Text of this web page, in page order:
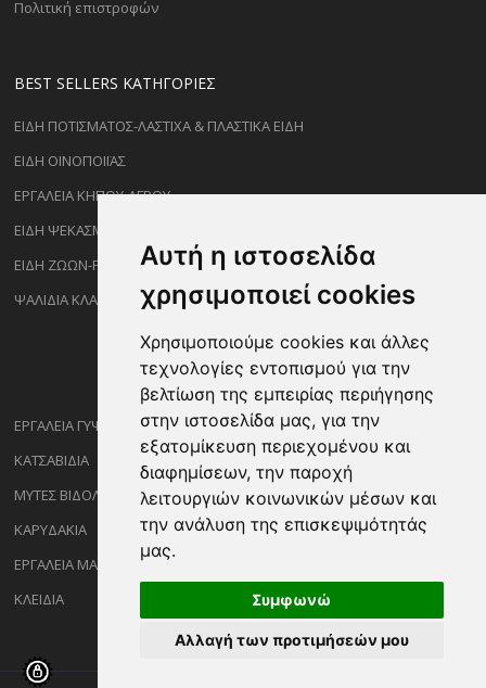
Αυτή η ιστοσελίδα
χρησιμοποιεί cookies
Χρησιμοποιούμε cookies και άλλες
τεχνολογίες εντοπισμού για την
βελτίωση της εμπειρίας περιήγησης
στην ιστοσελίδα μας, για την
εξατομίκευση περιεχομένου και
διαφημίσεων, την παροχή
λειτουργιών κοινωνικών μέσων και
την ανάλυση της επισκεψιμότητάς
μας.
Συμφωνώ
Αλλαγή των προτιμήσεών μου
Πολιτική επιστροφών
BEST SELLERS ΚΑΤΗΓΟΡΊΕΣ
ΕΙΔΗ ΠΟΤΙΣΜΑΤΟΣ-ΛΑΣΤΙΧΑ & ΠΛΑΣΤΙΚΑ ΕΙΔΗ
ΕΙΔΗ ΟΙΝΟΠΟΙΪΑΣ
ΕΡΓΑΛΕΙΑ ΚΗΠΟΥ-ΑΓΡΟΥ
ΕΙΔΗ ΨΕΚΑΣΜΟΥ-ΡΑΝΤΙΣΜΑΤΟΣ
ΕΙΔΗ ΖΩΩΝ-PET
ΨΑΛΙΔΙΑ ΚΛΑΔΕΜΑΤΟΣ
ΕΡΓΑΛΕΙΑ ΓΥΨΟΣΑΝΙΔΑΣ
ΚΑΤΣΑΒΙΔΙΑ
ΜΥΤΕΣ ΒΙΔΟΛΟΓΩΝ
ΚΑΡΥΔΑΚΙΑ
ΕΡΓΑΛΕΙΑ ΜΑΡΑΓΓΩΝ
ΚΛΕΙΔΙΑ